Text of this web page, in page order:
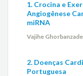
1. Crocina e
Angiogênese
miRNA
Vajihe
2. Doenças
Portuguesa